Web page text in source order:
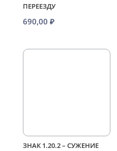
ПЕРЕЕЗДУ
690,00 ₽
ЗНАК 1.20.2 – СУЖЕНИЕ